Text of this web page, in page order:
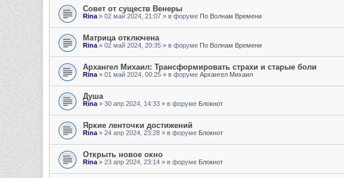
Совет от существ Венеры
Rina » 02 май 2024, 21:07 » в форуме По Волнам Времени
Матрица отключена
Rina » 02 май 2024, 20:35 » в форуме По Волнам Времени
Архангел Михаил: Трансформировать страхи и старые боли
Rina » 01 май 2024, 00:25 » в форуме Архангел Михаил
Душа
Rina » 30 апр 2024, 14:33 » в форуме Блокнот
Яркие ленточки достижений
Rina » 24 апр 2024, 23:28 » в форуме Блокнот
Открыть новое окно
Rina » 23 апр 2024, 23:14 » в форуме Блокнот